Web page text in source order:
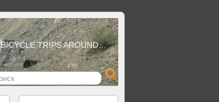
BICYCLE TRIPS AROUND…